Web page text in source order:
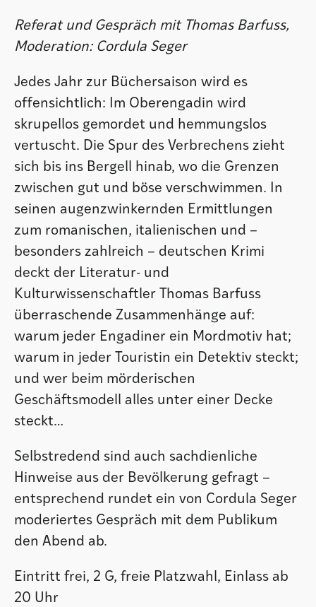
Referat und Gespräch mit Thomas Barfuss,
Moderation: Cordula Seger
Jedes Jahr zur Büchersaison wird es
offensichtlich: Im Oberengadin wird
skrupellos gemordet und hemmungslos
vertuscht. Die Spur des Verbrechens zieht
sich bis ins Bergell hinab, wo die Grenzen
zwischen gut und böse verschwimmen. In
seinen augenzwinkernden Ermittlungen
zum romanischen, italienischen und –
besonders zahlreich – deutschen Krimi
deckt der Literatur- und
Kulturwissenschaftler Thomas Barfuss
überraschende Zusammenhänge auf:
warum jeder Engadiner ein Mordmotiv hat;
warum in jeder Touristin ein Detektiv steckt;
und wer beim mörderischen
Geschäftsmodell alles unter einer Decke
steckt…
Selbstredend sind auch sachdienliche
Hinweise aus der Bevölkerung gefragt –
entsprechend rundet ein von Cordula Seger
moderiertes Gespräch mit dem Publikum
den Abend ab.
Eintritt frei, 2 G, freie Platzwahl, Einlass ab
20 Uhr